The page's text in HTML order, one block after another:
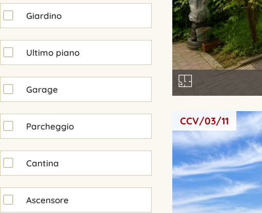
Giardino
Ultimo piano
Garage
Parcheggio
Cantina
Ascensore
CCV/03/11